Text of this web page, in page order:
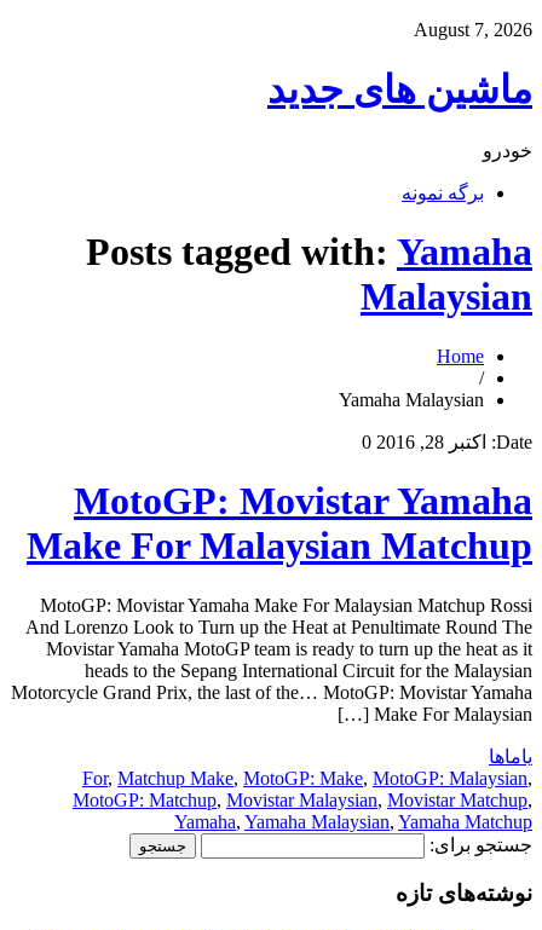
August 7, 2026
ماشین های جدید
خودرو
برگه نمونه
Posts tagged with: Yamaha
Malaysian
Home
/
Yamaha Malaysian
Date: اکتبر 28, 2016 0
MotoGP: Movistar Yamaha
Make For Malaysian Matchup
MotoGP: Movistar Yamaha Make For Malaysian Matchup Rossi
And Lorenzo Look to Turn up the Heat at Penultimate Round The
Movistar Yamaha MotoGP team is ready to turn up the heat as it
heads to the Sepang International Circuit for the Malaysian
Motorcycle Grand Prix, the last of the… MotoGP: Movistar Yamaha
Make For Malaysian […]
یاماها
For, Matchup Make, MotoGP: Make, MotoGP: Malaysian,
MotoGP: Matchup, Movistar Malaysian, Movistar Matchup,
Yamaha, Yamaha Malaysian, Yamaha Matchup
جستجو برای:
نوشته‌های تازه